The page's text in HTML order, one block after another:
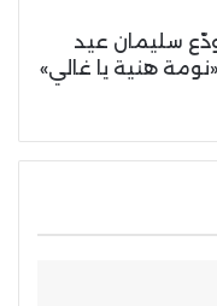
سليمان عيد
هنية يا غالي»